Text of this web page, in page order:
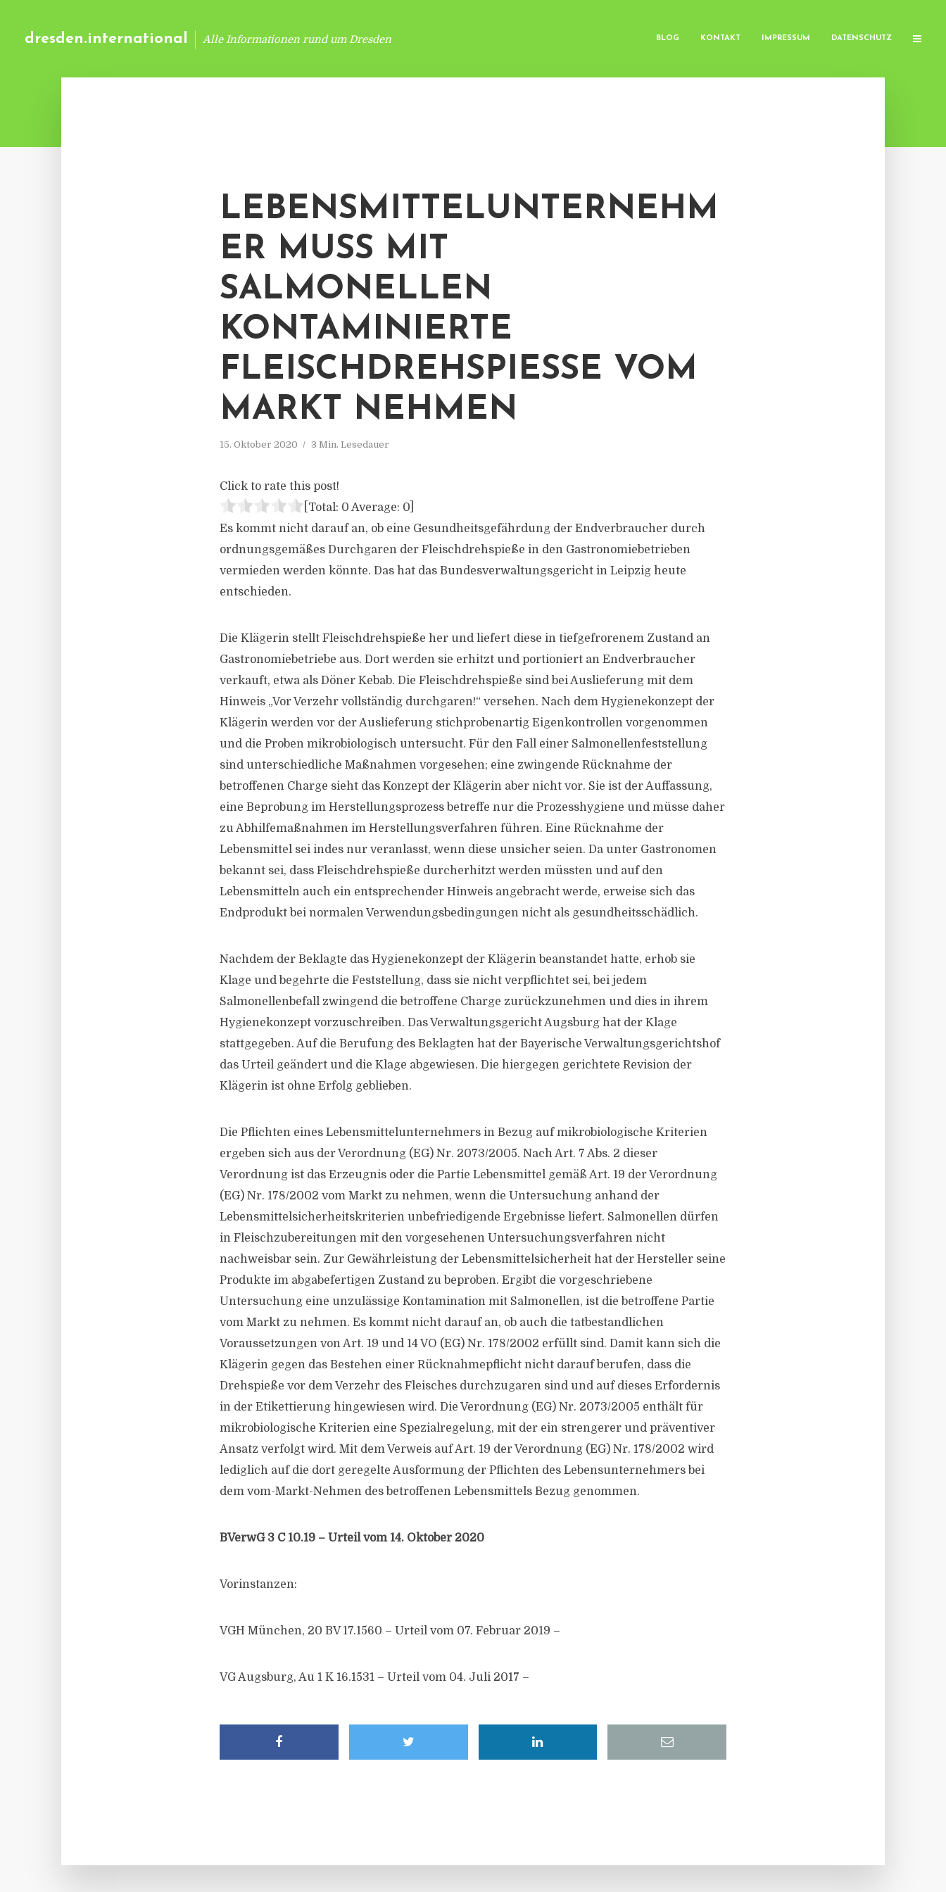
dresden.international Alle Informationen rund um Dresden BLOG KONTAKT IMPRESSUM DATENSCHUTZ
LEBENSMITTELUNTERNEHM
ER MUSS MIT
SALMONELLEN
KONTAMINIERTE
FLEISCHDREHSPIESSE VOM M
ARKT NEHMEN
15. Oktober 2020 3 Min. Lesedauer
Click to rate this post!
[Total: 0 Average: 0
Es kommt nicht darauf an, ob eine Gesundheitsgefährdung der Endverbraucher durch
ordnungsgemäßes Durchgaren der Fleischdrehspieße in den Gastronomiebetrieben
vermieden werden könnte. Das hat das Bundesverwaltungsgericht in Leipzig heute
entschieden.
Die Klägerin stellt Fleischdrehspieße her und liefert diese in tiefgefrorenem Zustand an
Gastronomiebetriebe aus. Dort werden sie erhitzt und portioniert an Endverbraucher
verkauft, etwa als Döner Kebab. Die Fleischdrehspieße sind bei Auslieferung mit dem
Hinweis „Vor Verzehr vollständig durchgaren!“ versehen. Nach dem Hygienekonzept der
Klägerin werden vor der Auslieferung stichprobenartig Eigenkontrollen vorgenommen
und die Proben mikrobiologisch untersucht. Für den Fall einer Salmonellenfeststellung
sind unterschiedliche Maßnahmen vorgesehen; eine zwingende Rücknahme der
betroffenen Charge sieht das Konzept der Klägerin aber nicht vor. Sie ist der Auffassung,
eine Beprobung im Herstellungsprozess betreffe nur die Prozesshygiene und müsse daher
zu Abhilfemaßnahmen im Herstellungsverfahren führen. Eine Rücknahme der
Lebensmittel sei indes nur veranlasst, wenn diese unsicher seien. Da unter Gastronomen
bekannt sei, dass Fleischdrehspieße durcherhitzt werden müssten und auf den
Lebensmitteln auch ein entsprechender Hinweis angebracht werde, erweise sich das
Endprodukt bei normalen Verwendungsbedingungen nicht als gesundheitsschädlich.
Nachdem der Beklagte das Hygienekonzept der Klägerin beanstandet hatte, erhob sie
Klage und begehrte die Feststellung, dass sie nicht verpflichtet sei, bei jedem
Salmonellenbefall zwingend die betroffene Charge zurückzunehmen und dies in ihrem
Hygienekonzept vorzuschreiben. Das Verwaltungsgericht Augsburg hat der Klage
stattgegeben. Auf die Berufung des Beklagten hat der Bayerische Verwaltungsgerichtshof
das Urteil geändert und die Klage abgewiesen. Die hiergegen gerichtete Revision der
Klägerin ist ohne Erfolg geblieben.
Die Pflichten eines Lebensmittelunternehmers in Bezug auf mikrobiologische Kriterien
ergeben sich aus der Verordnung (EG) Nr. 2073/2005. Nach Art. 7 Abs. 2 dieser
Verordnung ist das Erzeugnis oder die Partie Lebensmittel gemäß Art. 19 der Verordnung
(EG) Nr. 178/2002 vom Markt zu nehmen, wenn die Untersuchung anhand der
Lebensmittelsicherheitskriterien unbefriedigende Ergebnisse liefert. Salmonellen dürfen
in Fleischzubereitungen mit den vorgesehenen Untersuchungsverfahren nicht
nachweisbar sein. Zur Gewährleistung der Lebensmittelsicherheit hat der Hersteller seine
Produkte im abgabefertigen Zustand zu beproben. Ergibt die vorgeschriebene
Untersuchung eine unzulässige Kontamination mit Salmonellen, ist die betroffene Partie
vom Markt zu nehmen. Es kommt nicht darauf an, ob auch die tatbestandlichen
Voraussetzungen von Art. 19 und 14 VO (EG) Nr. 178/2002 erfüllt sind. Damit kann sich die
Klägerin gegen das Bestehen einer Rücknahmepflicht nicht darauf berufen, dass die
Drehspieße vor dem Verzehr des Fleisches durchzugaren sind und auf dieses Erfordernis
in der Etikettierung hingewiesen wird. Die Verordnung (EG) Nr. 2073/2005 enthält für
mikrobiologische Kriterien eine Spezialregelung, mit der ein strengerer und präventiver
Ansatz verfolgt wird. Mit dem Verweis auf Art. 19 der Verordnung (EG) Nr. 178/2002 wird
lediglich auf die dort geregelte Ausformung der Pflichten des Lebensunternehmers bei
dem vom-Markt-Nehmen des betroffenen Lebensmittels Bezug genommen.
BVerwG 3 C 10.19 – Urteil vom 14. Oktober 2020
Vorinstanzen:
VGH München, 20 BV 17.1560 – Urteil vom 07. Februar 2019 –
VG Augsburg, Au 1 K 16.1531 – Urteil vom 04. Juli 2017 –